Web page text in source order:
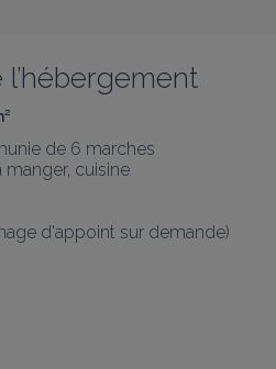
²
de 6 marches
manger, cuisine
d'appoint sur demande)